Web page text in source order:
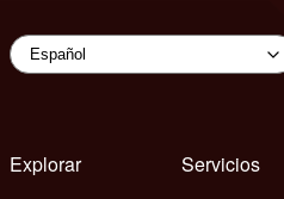
Explorar
Servicios